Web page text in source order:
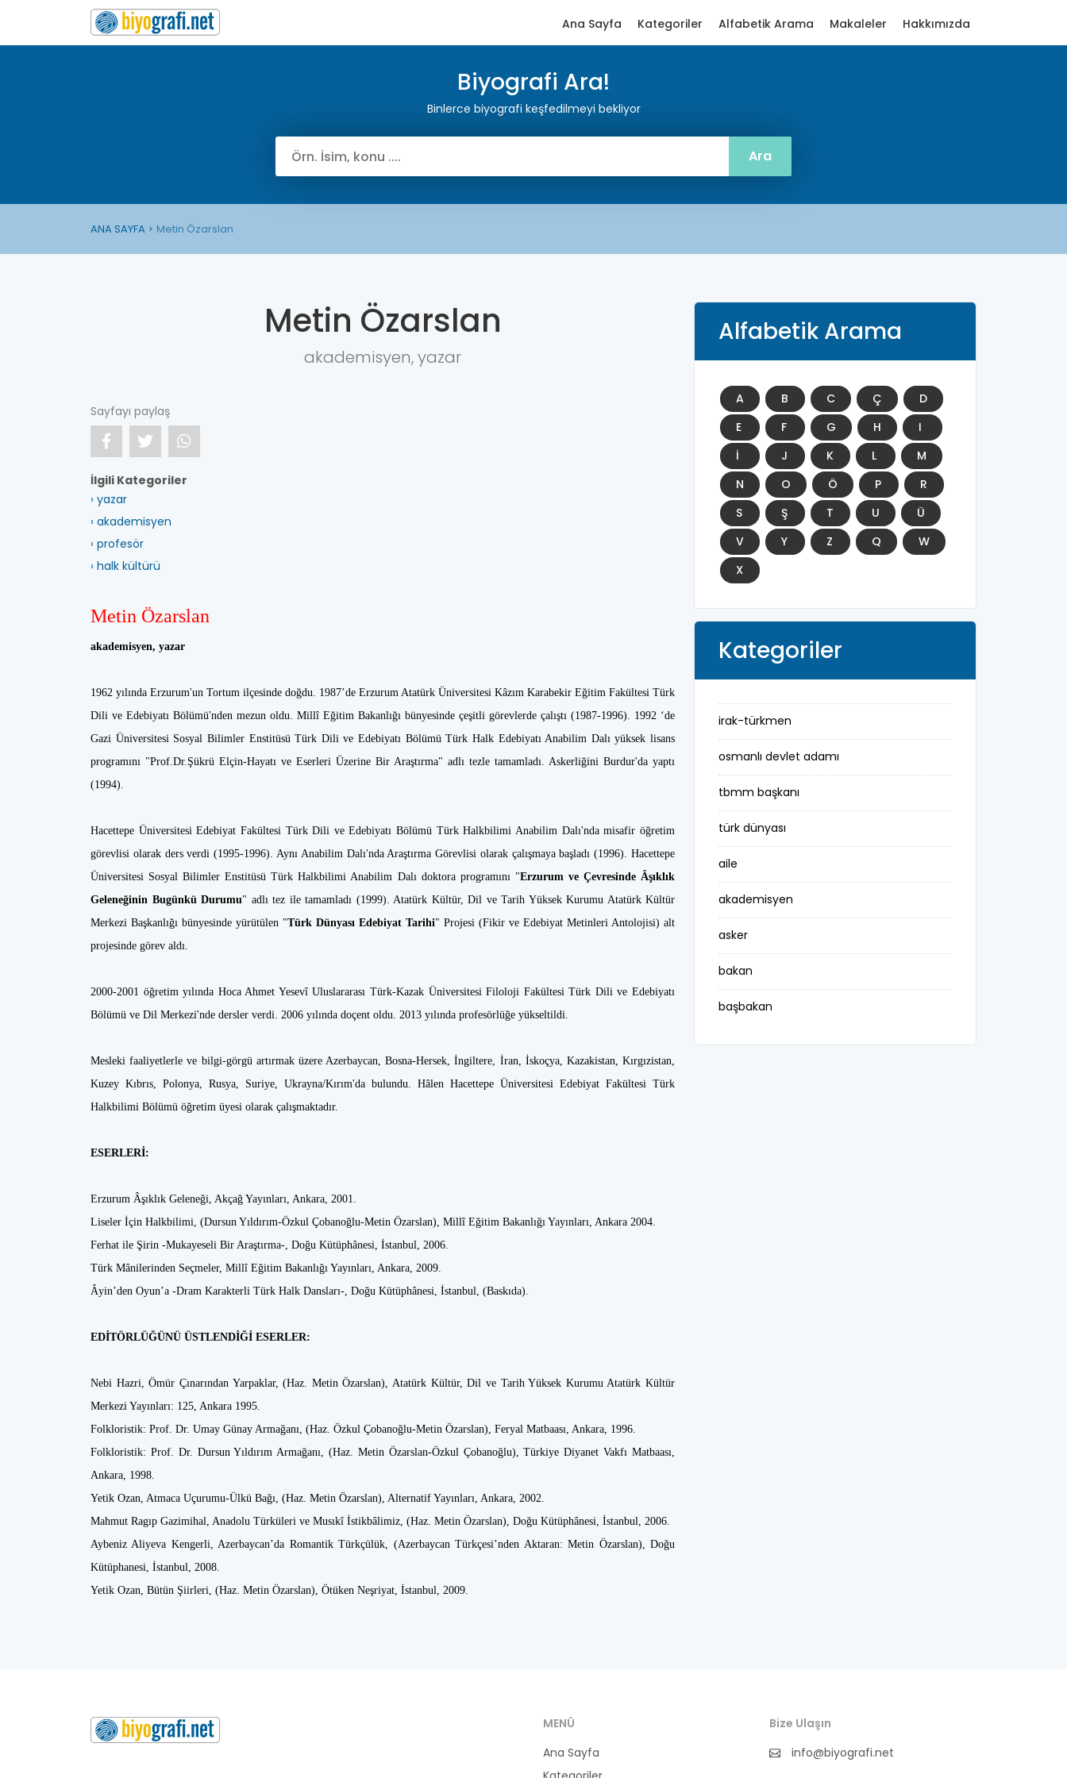
Ana Sayfa Kategoriler Alfabetik Arama Makaleler Hakkımızda
Biyografi Ara!
Binlerce biyografi keşfedilmeyi bekliyor
ANA SAYFA Metin Özarslan
Metin Özarslan
akademisyen, yazar
Sayfayı paylaş
İlgili Kategoriler
› yazar
› akademisyen
› profesör
› halk kültürü
Metin Özarslan
akademisyen, yazar
1962 yılında Erzurum'un Tortum ilçesinde doğdu. 1987’de Erzurum Atatürk Üniversitesi Kâzım Karabekir Eğitim Fakültesi Türk
Dili ve Edebiyatı Bölümü'nden mezun oldu. Millî Eğitim Bakanlığı bünyesinde çeşitli görevlerde çalıştı (1987-1996). 1992 ‘de
Gazi Üniversitesi Sosyal Bilimler Enstitüsü Türk Dili ve Edebiyatı Bölümü Türk Halk Edebiyatı Anabilim Dalı yüksek lisans
programını "Prof.Dr.Şükrü Elçin-Hayatı ve Eserleri Üzerine Bir Araştırma" adlı tezle tamamladı. Askerliğini Burdur'da yaptı
(1994).
Hacettepe Üniversitesi Edebiyat Fakültesi Türk Dili ve Edebiyatı Bölümü Türk Halkbilimi Anabilim Dalı'nda misafir öğretim
görevlisi olarak ders verdi (1995-1996). Aynı Anabilim Dalı'nda Araştırma Görevlisi olarak çalışmaya başladı (1996). Hacettepe
Üniversitesi Sosyal Bilimler Enstitüsü Türk Halkbilimi Anabilim Dalı doktora programını "Erzurum ve Çevresinde Âşıklık
Geleneğinin Bugünkü Durumu" adlı tez ile tamamladı (1999). Atatürk Kültür, Dil ve Tarih Yüksek Kurumu Atatürk Kültür
Merkezi Başkanlığı bünyesinde yürütülen "Türk Dünyası Edebiyat Tarihi" Projesi (Fikir ve Edebiyat Metinleri Antolojisi) alt
projesinde görev aldı.
2000-2001 öğretim yılında Hoca Ahmet Yesevî Uluslararası Türk-Kazak Üniversitesi Filoloji Fakültesi Türk Dili ve Edebiyatı
Bölümü ve Dil Merkezi'nde dersler verdi. 2006 yılında doçent oldu. 2013 yılında profesörlüğe yükseltildi.
Mesleki faaliyetlerle ve bilgi-görgü artırmak üzere Azerbaycan, Bosna-Hersek, İngiltere, İran, İskoçya, Kazakistan, Kırgızistan,
Kuzey Kıbrıs, Polonya, Rusya, Suriye, Ukrayna/Kırım'da bulundu. Hâlen Hacettepe Üniversitesi Edebiyat Fakültesi Türk
Halkbilimi Bölümü öğretim üyesi olarak çalışmaktadır.
ESERLERİ:
Erzurum Âşıklık Geleneği, Akçağ Yayınları, Ankara, 2001.
Liseler İçin Halkbilimi, (Dursun Yıldırım-Özkul Çobanoğlu-Metin Özarslan), Millî Eğitim Bakanlığı Yayınları, Ankara 2004.
Ferhat ile Şirin -Mukayeseli Bir Araştırma-, Doğu Kütüphânesi, İstanbul, 2006.
Türk Mânilerinden Seçmeler, Millî Eğitim Bakanlığı Yayınları, Ankara, 2009.
Âyin’den Oyun’a -Dram Karakterli Türk Halk Dansları-, Doğu Kütüphânesi, İstanbul, (Baskıda).
EDİTÖRLÜĞÜNÜ ÜSTLENDİĞİ ESERLER:
Nebi Hazri, Ömür Çınarından Yarpaklar, (Haz. Metin Özarslan), Atatürk Kültür, Dil ve Tarih Yüksek Kurumu Atatürk Kültür
Merkezi Yayınları: 125, Ankara 1995.
Folkloristik: Prof. Dr. Umay Günay Armağanı, (Haz. Özkul Çobanoğlu-Metin Özarslan), Feryal Matbaası, Ankara, 1996.
Folkloristik: Prof. Dr. Dursun Yıldırım Armağanı, (Haz. Metin Özarslan-Özkul Çobanoğlu), Türkiye Diyanet Vakfı Matbaası,
Ankara, 1998.
Yetik Ozan, Atmaca Uçurumu-Ülkü Bağı, (Haz. Metin Özarslan), Alternatif Yayınları, Ankara, 2002.
Mahmut Ragıp Gazimihal, Anadolu Türküleri ve Musıkî İstikbâlimiz, (Haz. Metin Özarslan), Doğu Kütüphânesi, İstanbul, 2006.
Aybeniz Aliyeva Kengerli, Azerbaycan’da Romantik Türkçülük, (Azerbaycan Türkçesi’nden Aktaran: Metin Özarslan), Doğu
Kütüphanesi, İstanbul, 2008.
Yetik Ozan, Bütün Şiirleri, (Haz. Metin Özarslan), Ötüken Neşriyat, İstanbul, 2009.
Alfabetik Arama
A B C Ç
D
E
F G H
I
İ
J K L
M
N
O Ö P
R
S
Ş T U
Ü
V
Y Z Q
W
X
Kategoriler
irak-türkmen
osmanlı devlet adamı
tbmm başkanı
türk dünyası
aile
akademisyen
asker
bakan
başbakan
belediye başkanı
ingilizce biyografi
MENÜ
Ana Sayfa
Bize Ulaşın
info@biyografi.net